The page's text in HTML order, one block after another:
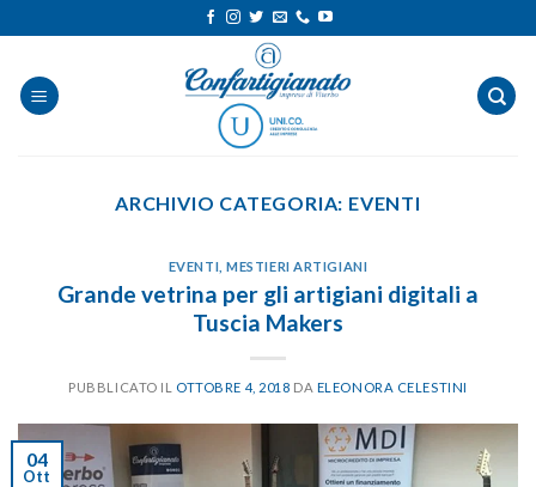
ai
contenuti
ARCHIVIO CATEGORIA: EVENTI
EVENTI ,MESTIERI ARTIGIANI
Grande vetrina per gli artigiani digitali a
Tuscia Makers
PUBBLICATO IL OTTOBRE 4, 2018 DA ELEONORA CELESTINI
04
Ott